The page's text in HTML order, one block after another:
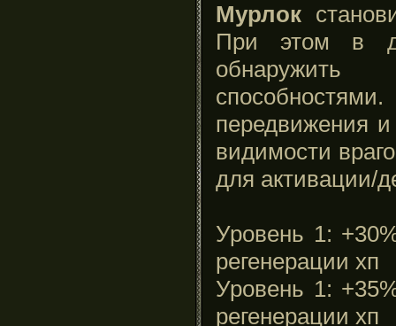
Мурлок
При этом в
способностями.
передвижения
видимости
для активации/
Уровень 1:
регенерации хп
Уровень 1:
регенерации хп